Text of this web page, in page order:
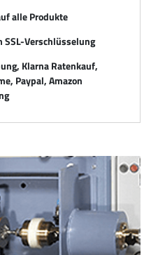
alle Produkte
SSL-Verschlüsselung
Klarna Ratenkauf,
Paypal, Amazon